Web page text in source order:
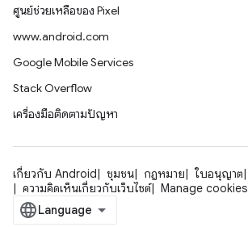
ศูนย์ช่วยเหลือของ Pixel
www.android.com
Google Mobile Services
Stack Overflow
เครื่องมือติดตามปัญหา
เกี่ยวกับ Android ชุมชน กฎหมาย ใบอนุญาต
ความคิดเห็นเกี่ยวกับเว็บไซต์
Manage cookies